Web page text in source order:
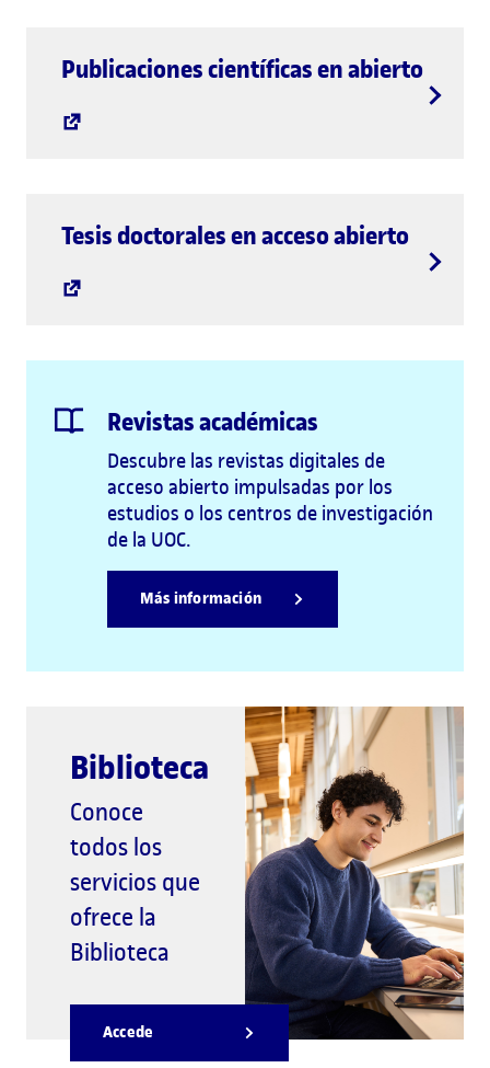
Publicaciones científicas en abierto
Tesis doctorales en acceso abierto
Revistas académicas
Descubre las revistas digitales de
acceso abierto impulsadas por los
estudios o los centros de investigación
de la UOC.
Más información
Biblioteca
Conoce
todos los
servicios que
ofrece la
Biblioteca
Accede